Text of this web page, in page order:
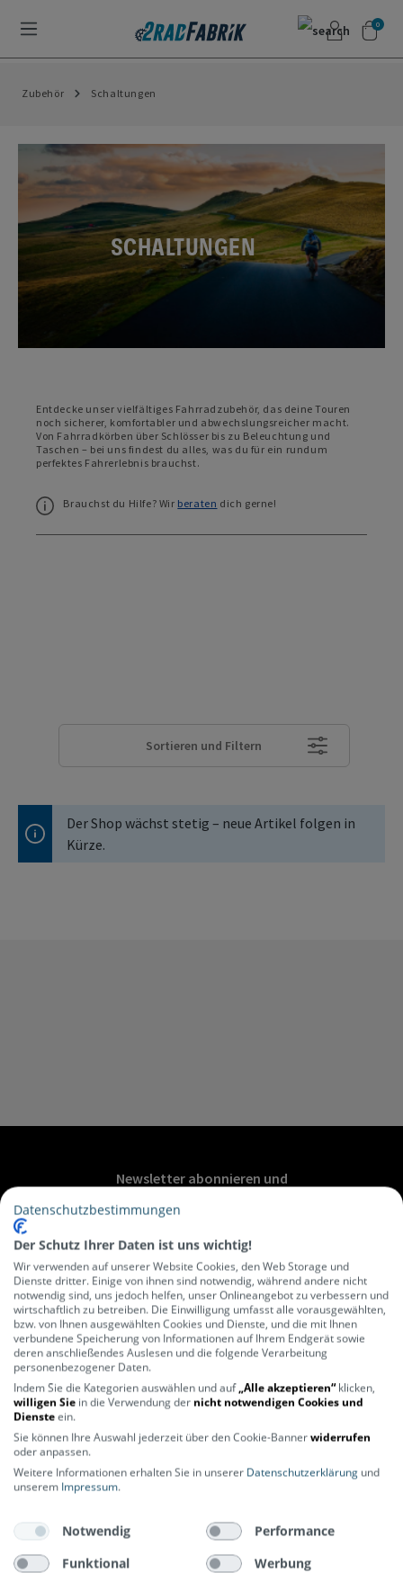
0
Zubehör Schaltungen
SCHALTUNGEN
Entdecke unser vielfältiges Fahrradzubehör, das deine Touren
noch sicherer, komfortabler und abwechslungsreicher macht.
Von Fahrradkörben über Schlösser bis zu Beleuchtung und
Taschen – bei uns findest du alles, was du für ein rundum
perfektes Fahrerlebnis brauchst.
Brauchst du Hilfe? Wir beraten dich gerne!
Sortieren und Filtern
Der Shop wächst stetig – neue Artikel folgen in
Kürze.
Newsletter abonnieren und
Angebote und vieles mehr wartet auf
dich.
ABONNIEREN
ÜBER UNS
Lerne uns kennen
Stores
SERVICE
Versandkosten
Lieferinformationen
Datenschutzbestimmungen
Der Schutz Ihrer Daten ist uns wichtig!
Wir verwenden auf unserer Website Cookies, den Web Storage und
Dienste dritter. Einige von ihnen sind notwendig, während andere nicht
notwendig sind, uns jedoch helfen, unser Onlineangebot zu verbessern und
wirtschaftlich zu betreiben. Die Einwilligung umfasst alle vorausgewählten,
bzw. von Ihnen ausgewählten Cookies und Dienste, und die mit Ihnen
verbundene Speicherung von Informationen auf Ihrem Endgerät sowie
deren anschließendes Auslesen und die folgende Verarbeitung
personenbezogener Daten.
Indem Sie die Kategorien auswählen und auf„Alle akzeptieren“klicken,
willigen Sie in die Verwendung der nicht notwendigen Cookies und
Diensteein.
Sie können Ihre Auswahl jederzeit über den Cookie-Bannerwiderrufen
oder anpassen.
Weitere Informationen erhalten Sie in unserer Datenschutzerklärung und
unserem Impressum.
Notwendig
Performance
Funktional
Werbung